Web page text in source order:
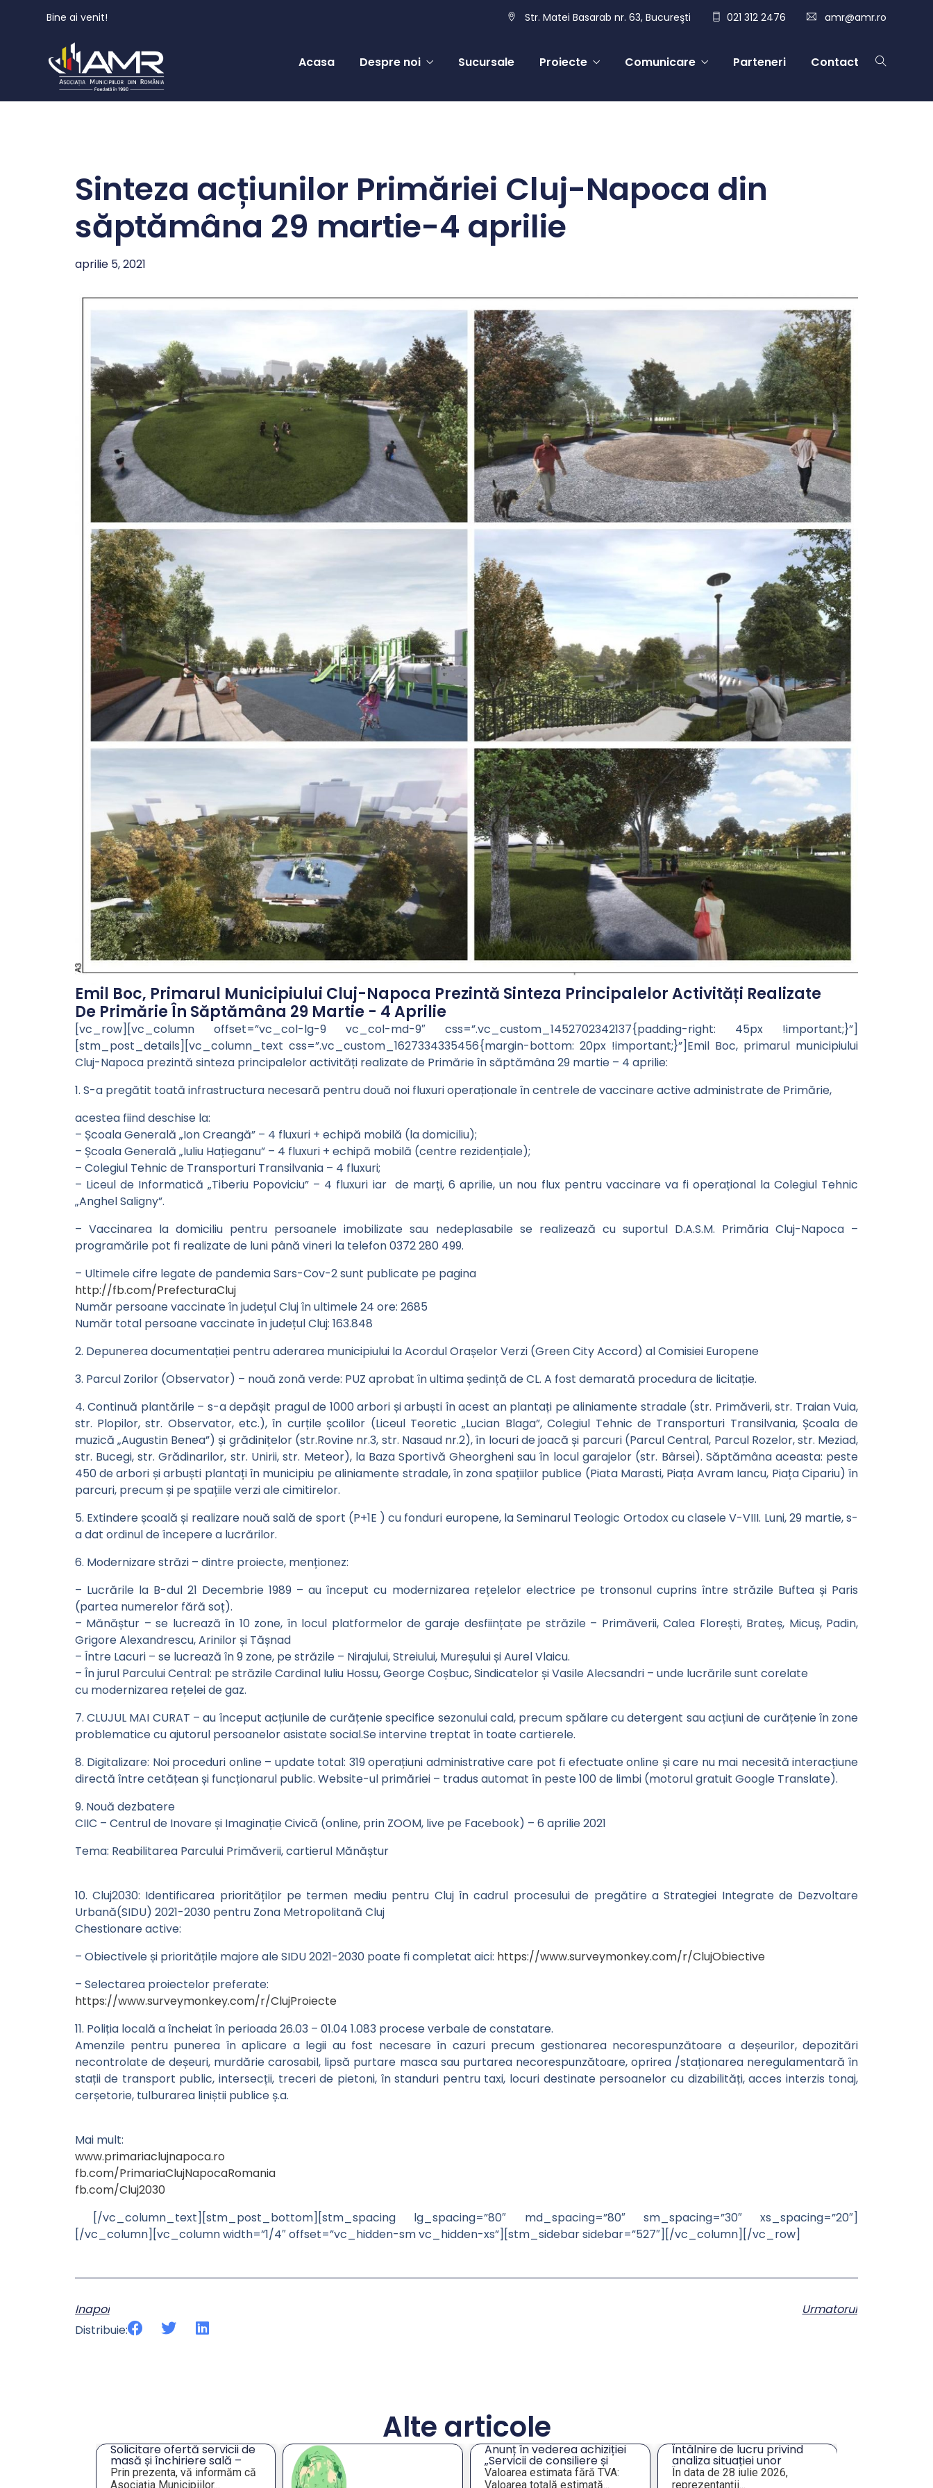
Bine ai venit! Str. Matei Basarab nr. 63, Bucureşti 021 312 2476 amr@amr.ro
Acasa Despre noi Sucursale Proiecte Comunicare Parteneri Contact
Sinteza acțiunilor Primăriei Cluj-Napoca din
săptămâna 29 martie-4 aprilie
aprilie 5, 2021
Emil Boc, Primarul Municipiului Cluj-Napoca Prezintă Sinteza Principalelor Activități Realizate
De Primărie În Săptămâna 29 Martie - 4 Aprilie
[vc_row][vc_column offset=”vc_col-lg-9 vc_col-md-9″ css=”.vc_custom_1452702342137{padding-right: 45px !important;}”]
[stm_post_details][vc_column_text css=”.vc_custom_1627334335456{margin-bottom: 20px !important;}”]Emil Boc, primarul municipiului
Cluj-Napoca prezintă sinteza principalelor activități realizate de Primărie în săptămâna 29 martie – 4 aprilie:
1. S-a pregătit toată infrastructura necesară pentru două noi fluxuri operaționale în centrele de vaccinare active administrate de Primărie,
acestea fiind deschise la:
– Școala Generală „Ion Creangă” – 4 fluxuri + echipă mobilă (la domiciliu);
– Școala Generală „Iuliu Hațieganu” – 4 fluxuri + echipă mobilă (centre rezidențiale);
– Colegiul Tehnic de Transporturi Transilvania – 4 fluxuri;
– Liceul de Informatică „Tiberiu Popoviciu” – 4 fluxuri iar de marți, 6 aprilie, un nou flux pentru vaccinare va fi operațional la Colegiul Tehnic
„Anghel Saligny”.
– Vaccinarea la domiciliu pentru persoanele imobilizate sau nedeplasabile se realizează cu suportul D.A.S.M. Primăria Cluj-Napoca –
programările pot fi realizate de luni până vineri la telefon 0372 280 499.
– Ultimele cifre legate de pandemia Sars-Cov-2 sunt publicate pe pagina
http://fb.com/PrefecturaCluj
Număr persoane vaccinate în județul Cluj în ultimele 24 ore: 2685
Număr total persoane vaccinate în județul Cluj: 163.848
2. Depunerea documentației pentru aderarea municipiului la Acordul Orașelor Verzi (Green City Accord) al Comisiei Europene
3. Parcul Zorilor (Observator) – nouă zonă verde: PUZ aprobat în ultima ședință de CL. A fost demarată procedura de licitație.
4. Continuă plantările – s-a depășit pragul de 1000 arbori și arbuști în acest an plantați pe aliniamente stradale (str. Primăverii, str. Traian Vuia,
str. Plopilor, str. Observator, etc.), în curțile școlilor (Liceul Teoretic „Lucian Blaga”, Colegiul Tehnic de Transporturi Transilvania, Școala de
muzică „Augustin Benea”) și grădinițelor (str.Rovine nr.3, str. Nasaud nr.2), în locuri de joacă și parcuri (Parcul Central, Parcul Rozelor, str. Meziad,
str. Bucegi, str. Grădinarilor, str. Unirii, str. Meteor), la Baza Sportivă Gheorgheni sau în locul garajelor (str. Bârsei). Săptămâna aceasta: peste
450 de arbori și arbuști plantați în municipiu pe aliniamente stradale, în zona spațiilor publice (Piata Marasti, Piața Avram Iancu, Piața Cipariu) în
parcuri, precum și pe spațiile verzi ale cimitirelor.
5. Extindere școală și realizare nouă sală de sport (P+1E ) cu fonduri europene, la Seminarul Teologic Ortodox cu clasele V-VIII. Luni, 29 martie, s-
a dat ordinul de începere a lucrărilor.
6. Modernizare străzi – dintre proiecte, menționez:
– Lucrările la B-dul 21 Decembrie 1989 – au început cu modernizarea rețelelor electrice pe tronsonul cuprins între străzile Buftea și Paris
(partea numerelor fără soț).
– Mănăștur – se lucrează în 10 zone, în locul platformelor de garaje desființate pe străzile – Primăverii, Calea Florești, Brateș, Micuș, Padin,
Grigore Alexandrescu, Arinilor și Tășnad
– Între Lacuri – se lucrează în 9 zone, pe străzile – Nirajului, Streiului, Mureșului și Aurel Vlaicu.
– În jurul Parcului Central: pe străzile Cardinal Iuliu Hossu, George Coșbuc, Sindicatelor și Vasile Alecsandri – unde lucrările sunt corelate
cu modernizarea rețelei de gaz.
7. CLUJUL MAI CURAT – au început acțiunile de curățenie specifice sezonului cald, precum spălare cu detergent sau acțiuni de curățenie în zone
problematice cu ajutorul persoanelor asistate social.Se intervine treptat în toate cartierele.
8. Digitalizare: Noi proceduri online – update total: 319 operațiuni administrative care pot fi efectuate online și care nu mai necesită interacțiune
directă între cetățean și funcționarul public. Website-ul primăriei – tradus automat în peste 100 de limbi (motorul gratuit Google Translate).
9. Nouă dezbatere
CIIC – Centrul de Inovare și Imaginație Civică (online, prin ZOOM, live pe Facebook) – 6 aprilie 2021
Tema: Reabilitarea Parcului Primăverii, cartierul Mănăștur
10. Cluj2030: Identificarea priorităților pe termen mediu pentru Cluj în cadrul procesului de pregătire a Strategiei Integrate de Dezvoltare
Urbană(SIDU) 2021-2030 pentru Zona Metropolitană Cluj
Chestionare active:
– Obiectivele și prioritățile majore ale SIDU 2021-2030 poate fi completat aici: https://www.surveymonkey.com/r/ClujObiective
– Selectarea proiectelor preferate:
https://www.surveymonkey.com/r/ClujProiecte
11. Poliția locală a încheiat în perioada 26.03 – 01.04 1.083 procese verbale de constatare.
Amenzile pentru punerea în aplicare a legii au fost necesare în cazuri precum gestionarea necorespunzătoare a deșeurilor, depozitări
necontrolate de deșeuri, murdărie carosabil, lipsă purtare masca sau purtarea necorespunzătoare, oprirea /staționarea neregulamentară în
stații de transport public, intersecții, treceri de pietoni, în standuri pentru taxi, locuri destinate persoanelor cu dizabilități, acces interzis tonaj,
cerșetorie, tulburarea liniștii publice ș.a.
Mai mult:
www.primariaclujnapoca.ro
fb.com/PrimariaClujNapocaRomania
fb.com/Cluj2030
[/vc_column_text][stm_post_bottom][stm_spacing lg_spacing=”80″ md_spacing=”80″ sm_spacing=”30″ xs_spacing=”20″]
[/vc_column][vc_column width=”1/4″ offset=”vc_hidden-sm vc_hidden-xs”][stm_sidebar sidebar=”527″][/vc_column][/vc_row]
Inapoi
Urmatorul
Distribuie:
Alte articole
Anunț în vederea achiziției
„Servicii de consiliere și
orientare profesională a
angajaților din companiile
Valoarea estimata fără TVA:
Valoarea totală estimată...
Întâlnire de lucru privind
analiza situației unor
imobile de interes pentru
administrația publică
În data de 28 iulie 2026,
reprezentanții...
Solicitare ofertă servicii de
masă și închiriere sală –
Tulcea
Prin prezenta, vă informăm că
Asociația Municipiilor...